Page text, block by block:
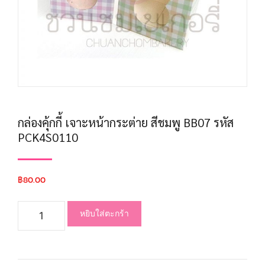
กล่องคุ้กกี้ เจาะหน้ากระต่าย สีชมพู BB07 รหัส
PCK4S0110
฿80.00
หยิบใส่ตะกร้า